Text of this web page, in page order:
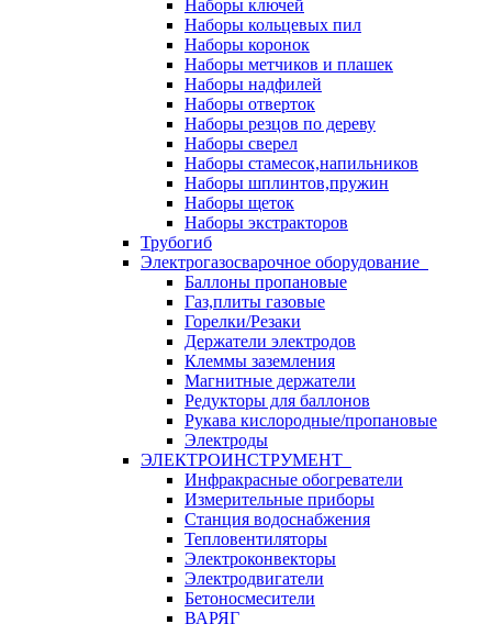
Наборы ключей
Наборы кольцевых пил
Наборы коронок
Наборы метчиков и плашек
Наборы надфилей
Наборы отверток
Наборы резцов по дереву
Наборы сверел
Наборы стамесок,напильников
Наборы шплинтов,пружин
Наборы щеток
Наборы экстракторов
Трубогиб
Электрогазосварочное оборудование
Баллоны пропановые
Газ,плиты газовые
Горелки/Резаки
Держатели электродов
Клеммы заземления
Магнитные держатели
Редукторы для баллонов
Рукава кислородные/пропановые
Электроды
ЭЛЕКТРОИНСТРУМЕНТ
Инфракрасные обогреватели
Измерительные приборы
Станция водоснабжения
Тепловентиляторы
Электроконвекторы
Электродвигатели
Бетоносмесители
ВАРЯГ